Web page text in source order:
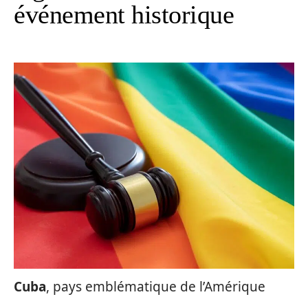
événement historique
Cuba, pays emblématique de l’Amérique